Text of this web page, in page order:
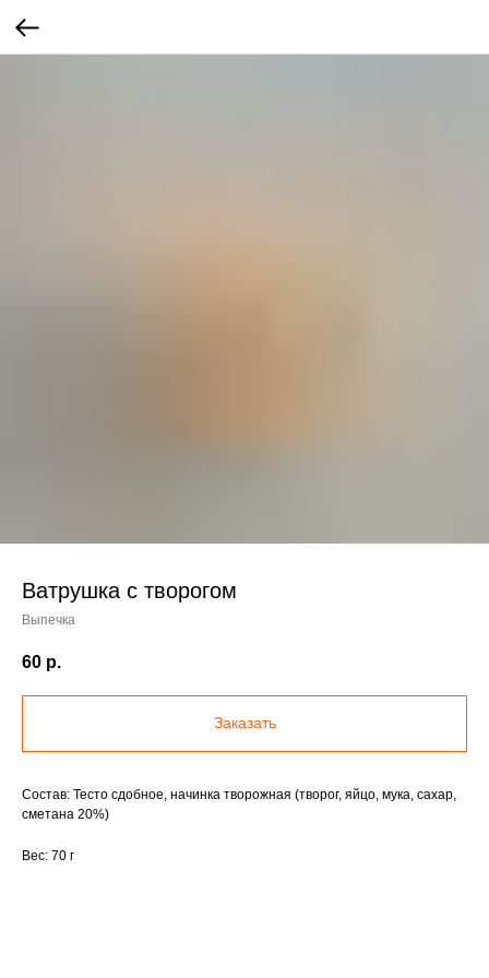
Ватрушка с творогом
Выпечка
60 р.
Заказать
Состав: Тесто сдобное, начинка творожная (творог, яйцо, мука, сахар,
сметана 20%)
Вес: 70 г